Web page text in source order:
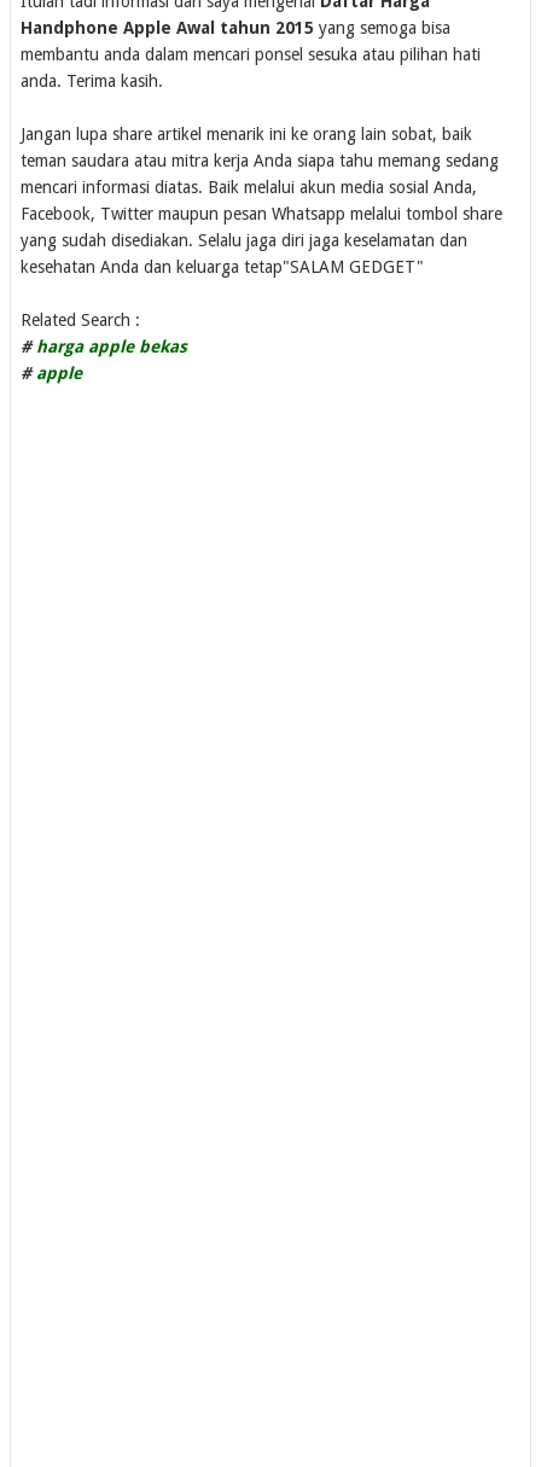
Handphone Apple Awal tahun 2015 yang semoga bisa
membantu anda dalam mencari ponsel sesuka atau pilihan hati
anda. Terima kasih.
Jangan lupa share artikel menarik ini ke orang lain sobat, baik
teman saudara atau mitra kerja Anda siapa tahu memang sedang
mencari informasi diatas. Baik melalui akun media sosial Anda,
Facebook, Twitter maupun pesan Whatsapp melalui tombol share
yang sudah disediakan. Selalu jaga diri jaga keselamatan dan
kesehatan Anda dan keluarga tetap"SALAM GEDGET"
Related Search :
#harga apple bekas
#apple